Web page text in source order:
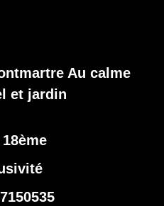
Au calme
et jardin